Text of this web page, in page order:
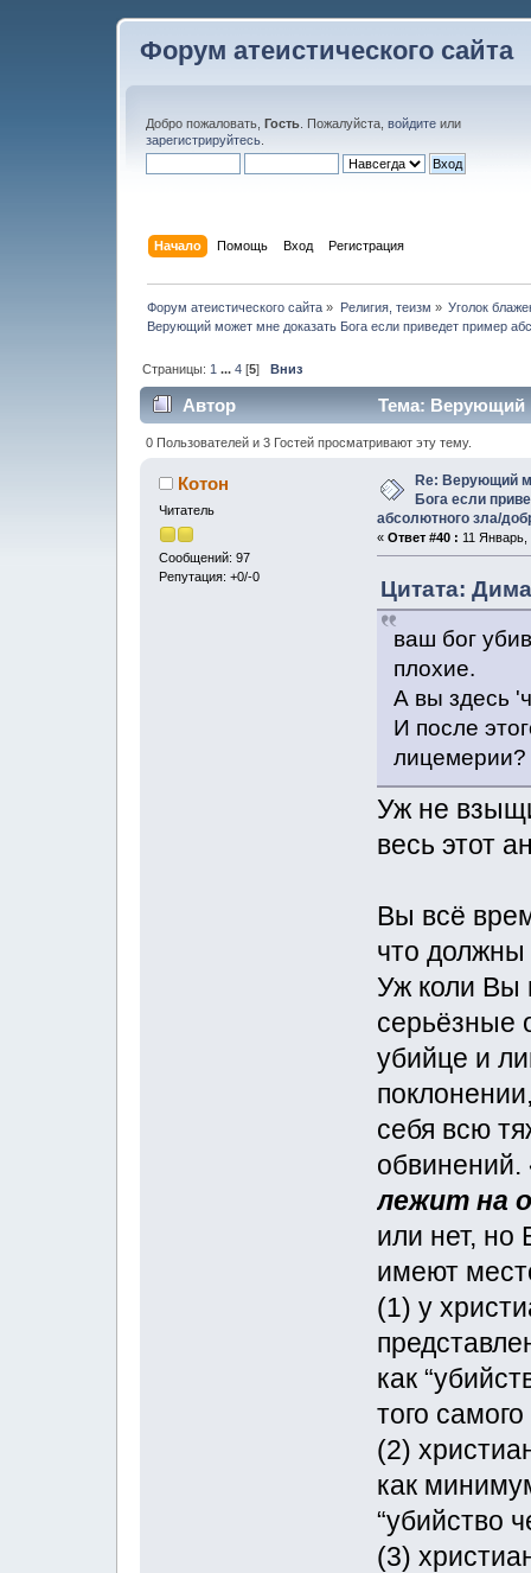
Форум атеистического сайта
Добро пожаловать, Гость . Пожалуйста, войдите или
зарегистрируйтесь
Начало Помощь Вход Регистрация
Форум атеистического сайта » Религия, теизм » Уголок
Верующий может мне доказать Бога если приведет пример
Страницы: 1 ...4 [5]Вниз
Автор
Тема: Верующий
абсолютного зла/добра (Прочитано 75908
0 Пользователей и 3 Гостей просматривают эту тему.
Котон
Читатель
Сообщений: 97
Репутация: +0/-0
Re: Верующий
Бога если
абсолютного зла/
« Ответ #40 : 11 Январь,
Цитата:
ваш бог
плохие.
А вы здесь
И после
лицемерии?
Уж не
весь этот
Вы всё
что
Уж коли Вы
серьёзные
убийце и
себя всю
обвинений.
лежит на
или нет, но
имеют
(1) у
как
того
(2)
как
“убийство
(3)